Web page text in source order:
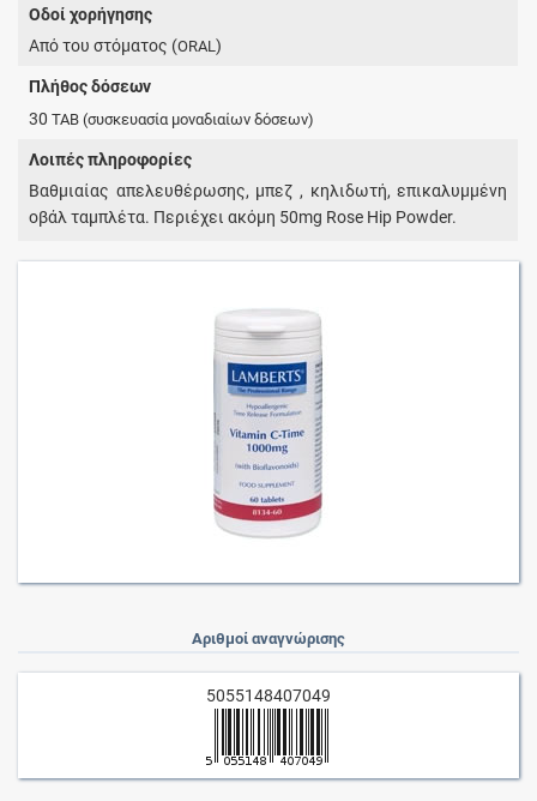
Οδοί χορήγησης
Από του στόματος (ORAL)
Πλήθος δόσεων
30TAB (συσκευασία μοναδιαίων δόσεων)
Λοιπές πληροφορίες
Βαθμιαίας απελευθέρωσης, μπεζ , κηλιδωτή, επικαλυμμένη
οβάλ ταμπλέτα. Περιέχει ακόμη 50mg Rose Hip Powder.
Αριθμοί αναγνώρισης
5055148407049